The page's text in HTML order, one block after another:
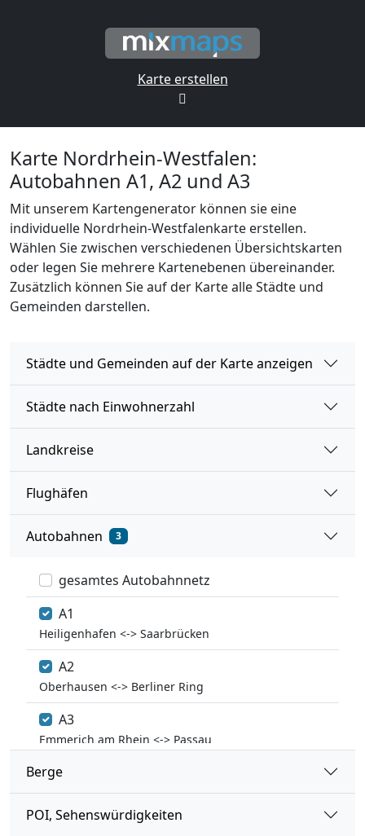
Karte erstellen
Karte Nordrhein-Westfalen:
Autobahnen A1, A2 und A3
Mit unserem Kartengenerator können sie eine
individuelle Nordrhein-Westfalenkarte erstellen.
Wählen Sie zwischen verschiedenen Übersichtskarten
oder legen Sie mehrere Kartenebenen übereinander.
Zusätzlich können Sie auf der Karte alle Städte und
Gemeinden darstellen.
Städte und Gemeinden auf der Karte anzeigen
Städte nach Einwohnerzahl
Landkreise
Flughäfen
Autobahnen 3
gesamtes Autobahnnetz
A1
Heiligenhafen <-> Saarbrücken
A2
Oberhausen <-> Berliner Ring
A3
Emmerich am Rhein <-> Passau
A4
Aachen <-> Görlitz
A30
Berge
POI, Sehenswürdigkeiten